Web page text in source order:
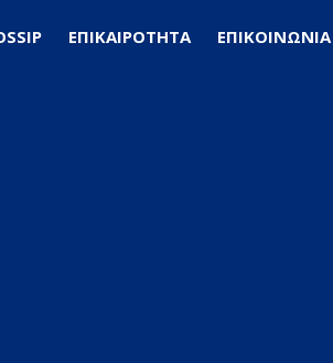
ΕΠΙΚΑΙΡΟΤΗΤΑ ΕΠΙΚΟΙΝΩΝΙΑ